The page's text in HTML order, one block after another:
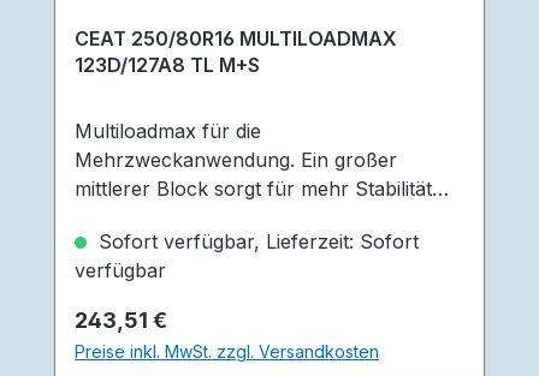
CEAT 250/80R16 MULTILOADMAX
123D/127A8 TL M+S
Multiloadmax für die
Mehrzweckanwendung. Ein großer
mittlerer Block sorgt für mehr Stabilität
gewinkelten Rillen sorgen für einen
besseren Fahrkomfort und
gewährt eine gute Zugkraft auf der Straße
und im Gelände.
Sofort verfügbar, Lieferzeit: Sofort
verfügbar
Regulärer Preis:
243,51 €
Preise inkl. MwSt. zzgl. Versandkosten